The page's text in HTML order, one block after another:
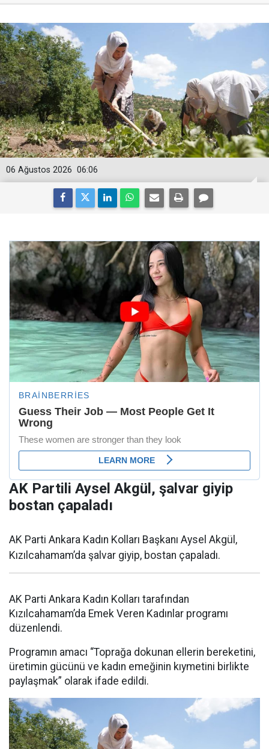
06:06
06 Ağustos 2026
AK Partili Aysel Akgül, şalvar giyip
bostan çapaladı
AK Parti Ankara Kadın Kolları Başkanı Aysel Akgül,
Kızılcahamam’da şalvar giyip, bostan çapaladı.
AK Parti Ankara Kadın Kolları tarafından
Kızılcahamam’da Emek Veren Kadınlar programı
düzenlendi.
Programın amacı “Toprağa dokunan ellerin bereketini,
üretimin gücünü ve kadın emeğinin kıymetini birlikte
paylaşmak” olarak ifade edildi.